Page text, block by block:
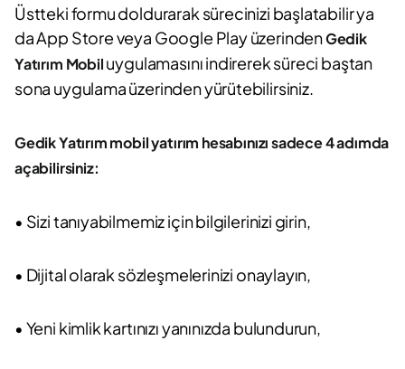
Üstteki formu doldurarak sürecinizi başlatabilir ya
da App Store veya Google Play üzerindenGedik
Yatırım Mobiluygulamasını indirerek süreci baştan
sona uygulama üzerinden yürütebilirsiniz.
Gedik Yatırım mobil yatırım hesabınızı sadece 4 adımda
açabilirsiniz:
• Sizi tanıyabilmemiz için bilgilerinizi girin,
• Dijital olarak sözleşmelerinizi onaylayın,
• Yeni kimlik kartınızı yanınızda bulundurun,